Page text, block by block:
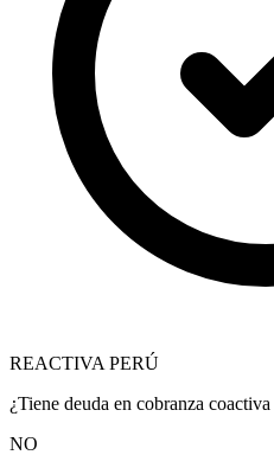
REACTIVA PERÚ
¿Tiene deuda en cobranza
NO